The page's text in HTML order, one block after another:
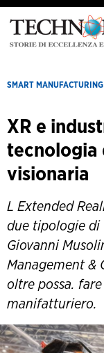
SMART MANUFACTURING
XR e
tecnologia
visionaria
L Extended
due tipologie di
Giovanni
Management &
oltre possa.
manifatturiero.